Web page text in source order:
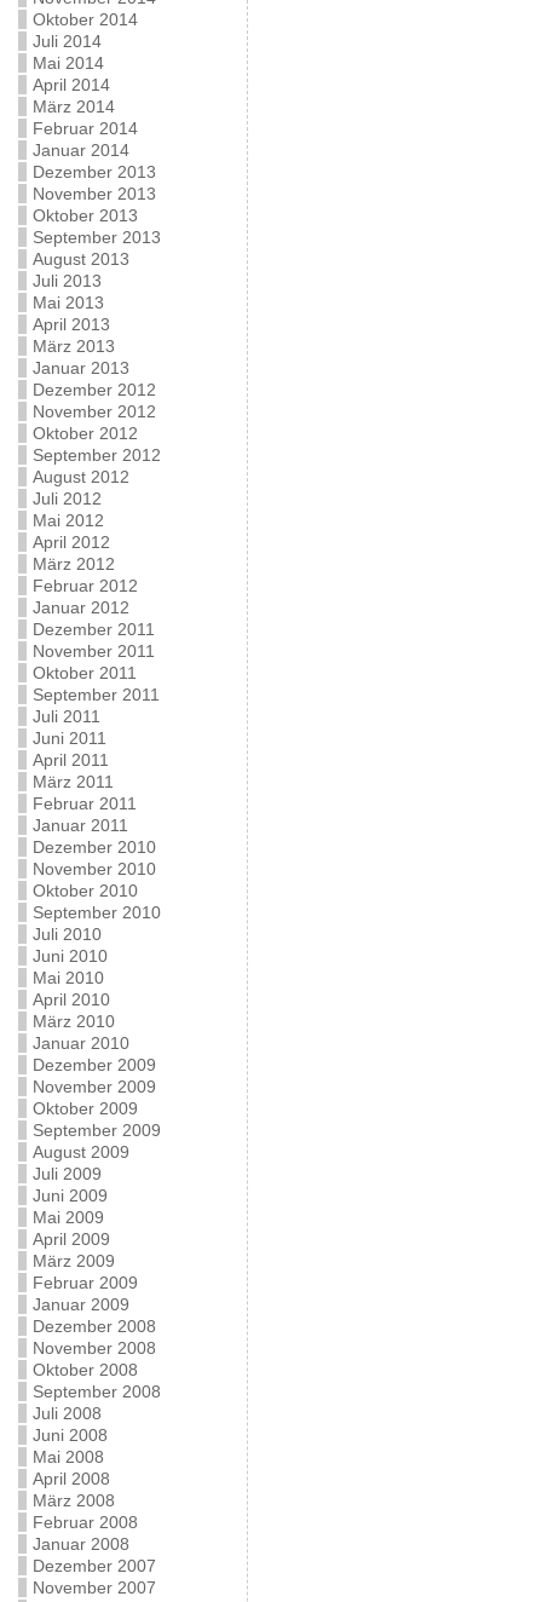
Oktober 2014
Juli 2014
Mai 2014
April 2014
März 2014
Februar 2014
Januar 2014
Dezember 2013
November 2013
Oktober 2013
September 2013
August 2013
Juli 2013
Mai 2013
April 2013
März 2013
Januar 2013
Dezember 2012
November 2012
Oktober 2012
September 2012
August 2012
Juli 2012
Mai 2012
April 2012
März 2012
Februar 2012
Januar 2012
Dezember 2011
November 2011
Oktober 2011
September 2011
Juli 2011
Juni 2011
April 2011
März 2011
Februar 2011
Januar 2011
Dezember 2010
November 2010
Oktober 2010
September 2010
Juli 2010
Juni 2010
Mai 2010
April 2010
März 2010
Januar 2010
Dezember 2009
November 2009
Oktober 2009
September 2009
August 2009
Juli 2009
Juni 2009
Mai 2009
April 2009
März 2009
Februar 2009
Januar 2009
Dezember 2008
November 2008
Oktober 2008
September 2008
Juli 2008
Juni 2008
Mai 2008
April 2008
März 2008
Februar 2008
Januar 2008
Dezember 2007
November 2007